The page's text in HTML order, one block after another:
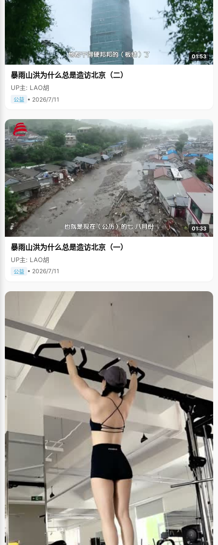
01:53
暴雨山洪为什么总是造访北京（二）
UP主: LAO胡
公益 • 2026/7/11
01:33
暴雨山洪为什么总是造访北京（一）
UP主: LAO胡
公益 • 2026/7/11